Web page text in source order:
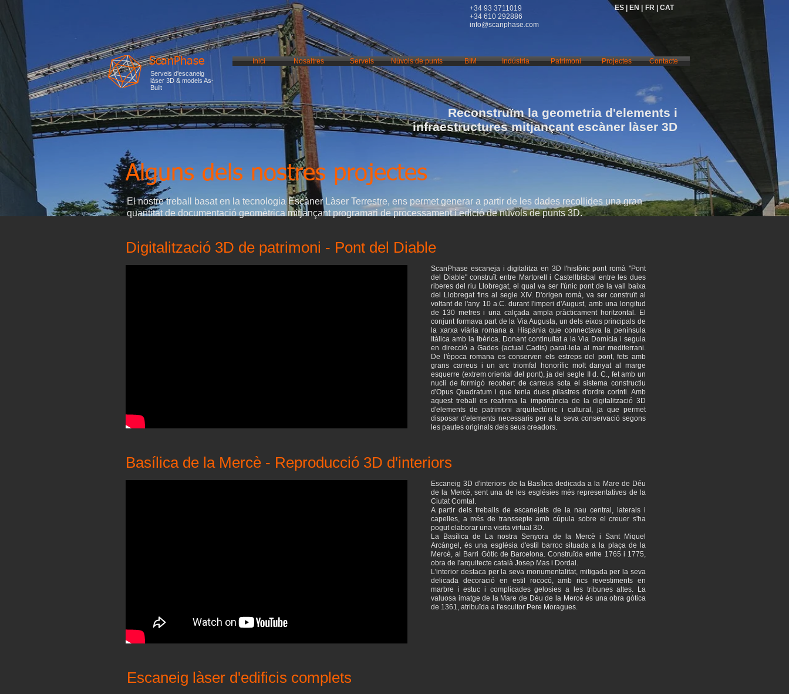
+34 93 3711019
+34 610 292886
info@scanphase.com
ES | EN | FR | CAT
ScanPhase
Serveis d'escaneig
làser 3D & models As-
Built
Inici Nosaltres Serveis Núvols de punts BIM Indústria Patrimoni Contacte
Projectes
Reconstruïm la geometria d'elements i
infraestructures mitjançant escàner làser 3D
Alguns dels nostres projectes
El nostre treball basat en la tecnologia Escàner Làser Terrestre, ens permet generar a partir de les dades recollides una gran
quantitat de documentació geomètrica mitjançant programari de processament i edició de núvols de punts 3D.
Digitalització 3D de patrimoni - Pont del Diable
ScanPhase escaneja i digitalitza en 3D l'històric pont romà "Pont
del Diable" construït entre Martorell i Castellbisbal entre les dues
riberes del riu Llobregat, el qual va ser l'únic pont de la vall baixa
del Llobregat fins al segle XIV. D'origen romà, va ser construït al
voltant de l'any 10 a.C. durant l'imperi d'August, amb una longitud
de 130 metres i una calçada ampla pràcticament horitzontal. El
conjunt formava part de la Via Augusta, un dels eixos principals de
la xarxa viària romana a Hispània que connectava la península
Itàlica amb la Ibèrica. Donant continuïtat a la Via Domícia i seguia
en direcció a Gades (actual Cadis) paral·lela al mar mediterrani.
De l'època romana es conserven els estreps del pont, fets amb
grans carreus i un arc triomfal honorífic molt danyat al marge
esquerre (extrem oriental del pont), ja del segle II d. C., fet amb un
nucli de formigó recobert de carreus sota el sistema constructiu
d'Opus Quadratum i que tenia dues pilastres d'ordre corinti. Amb
aquest treball es reafirma la importància de la digitalització 3D
d'elements de patrimoni arquitectònic i cultural, ja que permet
disposar d'elements necessaris per a la seva conservació segons
les pautes originals dels seus creadors.
Basílica de la Mercè - Reproducció 3D d'interiors
Escaneig 3D d'interiors de la Basílica dedicada a la Mare de Déu
de la Mercè, sent una de les esglésies més representatives de la
Ciutat Comtal.
A partir dels treballs de escanejats de la nau central, laterals i
capelles, a més de transsepte amb cúpula sobre el creuer s'ha
pogut elaborar una visita virtual 3D.
La Basílica de La nostra Senyora de la Mercè i Sant Miquel
Arcàngel, és una església d'estil barroc situada a la plaça de la
Mercè, al Barri Gòtic de Barcelona. Construïda entre 1765 i 1775,
obra de l'arquitecte català Josep Mas i Dordal.
L'interior destaca per la seva monumentalitat, mitigada per la seva
delicada decoració en estil rococó, amb rics revestiments en
marbre i estuc i complicades gelosies a les tribunes altes. La
valuosa imatge de la Mare de Déu de la Mercè és una obra gòtica
de 1361, atribuïda a l'escultor Pere Moragues.
Escaneig làser d'edificis complets